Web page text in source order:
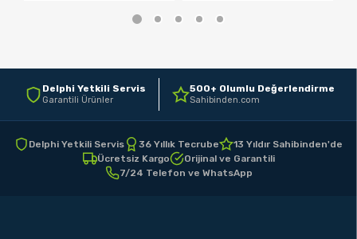
Delphi Yetkili Servis
Garantili Ürünler
500+ Olumlu Değerlendirme
Sahibinden.com
Delphi Yetkili Servis 36 Yıllık Tecrube
13 Yıldır Sahibinden'de
Ücretsiz Kargo
Orijinal ve Garantili
7/24 Telefon ve WhatsApp